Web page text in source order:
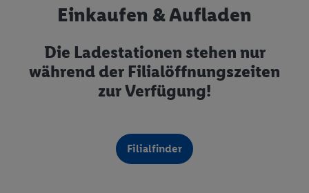
WhatsApp Datenschutz
Serviceleistungen
Eigenmarken
Filialen & Öffnungszeiten
E-Tankstellen
Einkaufen & Aufladen
Die Ladestationen stehen nur
während der Filialöffnungszeiten
zur Verfügung!
Filialfinder